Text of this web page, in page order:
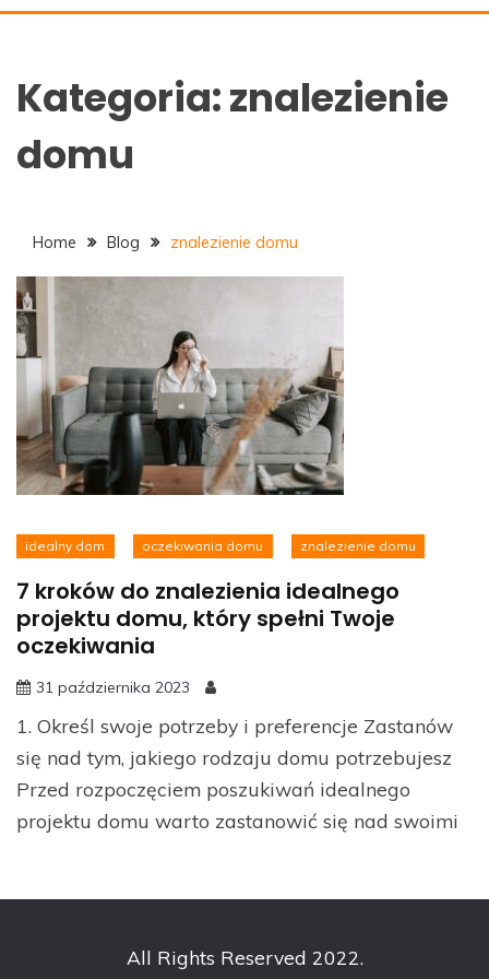
ALAN-DOM.PL
Kategoria:znalezienie
domu
Home Blog znalezienie domu
idealny dom oczekiwania domu znalezienie domu
7 kroków do znalezienia idealnego
projektu domu, który spełni Twoje
oczekiwania
31 października 2023
1. Określ swoje potrzeby i preferencje Zastanów
się nad tym, jakiego rodzaju domu potrzebujesz
Przed rozpoczęciem poszukiwań idealnego
projektu domu warto zastanowić się nad swoimi
All Rights Reserved 2022.